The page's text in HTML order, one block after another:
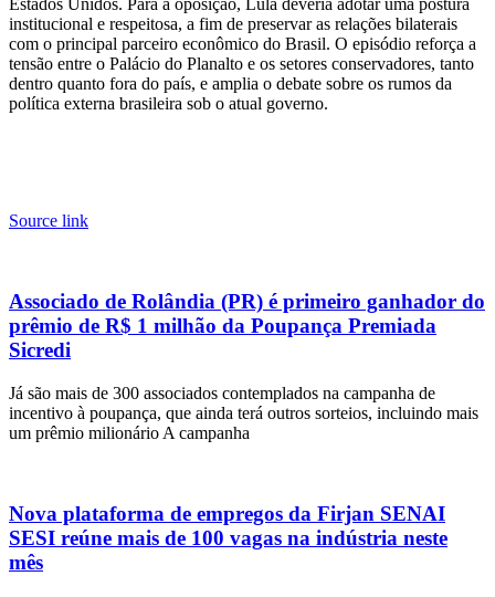
Estados Unidos. Para a oposição, Lula deveria adotar uma postura
institucional e respeitosa, a fim de preservar as relações bilaterais
com o principal parceiro econômico do Brasil. O episódio reforça a
tensão entre o Palácio do Planalto e os setores conservadores, tanto
dentro quanto fora do país, e amplia o debate sobre os rumos da
política externa brasileira sob o atual governo.
Source link
Associado de Rolândia (PR) é primeiro ganhador do
prêmio de R$ 1 milhão da Poupança Premiada
Sicredi
Já são mais de 300 associados contemplados na campanha de
incentivo à poupança, que ainda terá outros sorteios, incluindo mais
um prêmio milionário A campanha
Nova plataforma de empregos da Firjan SENAI
SESI reúne mais de 100 vagas na indústria neste
mês